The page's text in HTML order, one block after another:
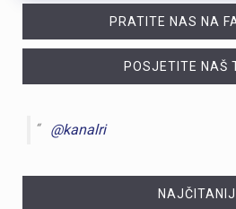
PRATITE NAS NA
POSJETITE NAŠ
@kanalri